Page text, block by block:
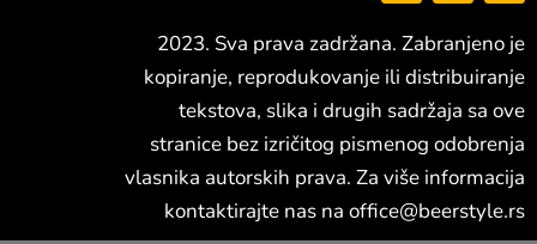
c
e
b
o
o
k
s
a
g
r
a
m
u
u
b
e
2023. Sva prava zadržana. Zabranjeno je
kopiranje, reprodukovanje ili distribuiranje
tekstova, slika i drugih sadržaja sa ove
stranice bez izričitog pismenog odobrenja
vlasnika autorskih prava. Za više informacija
kontaktirajte nas na office@beerstyle.rs